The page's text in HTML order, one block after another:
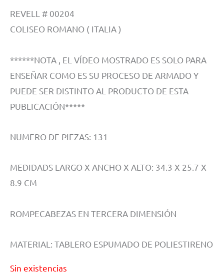
REVELL # 00204
COLISEO ROMANO ( ITALIA )
******NOTA , EL VÍDEO MOSTRADO ES SOLO PARA
ENSEÑAR COMO ES SU PROCESO DE ARMADO Y
PUEDE SER DISTINTO AL PRODUCTO DE ESTA
PUBLICACIÓN*****
NUMERO DE PIEZAS: 131
MEDIDADS LARGO X ANCHO X ALTO: 34.3 X 25.7 X
8.9 CM
ROMPECABEZAS EN TERCERA DIMENSIÓN
MATERIAL: TABLERO ESPUMADO DE POLIESTIRENO
Sin existencias